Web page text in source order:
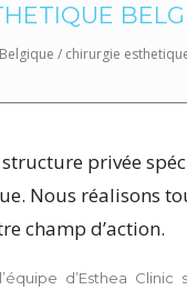
/ chirurgie
structure privée
Nous réalisons
champ d’action.
d’Esthea